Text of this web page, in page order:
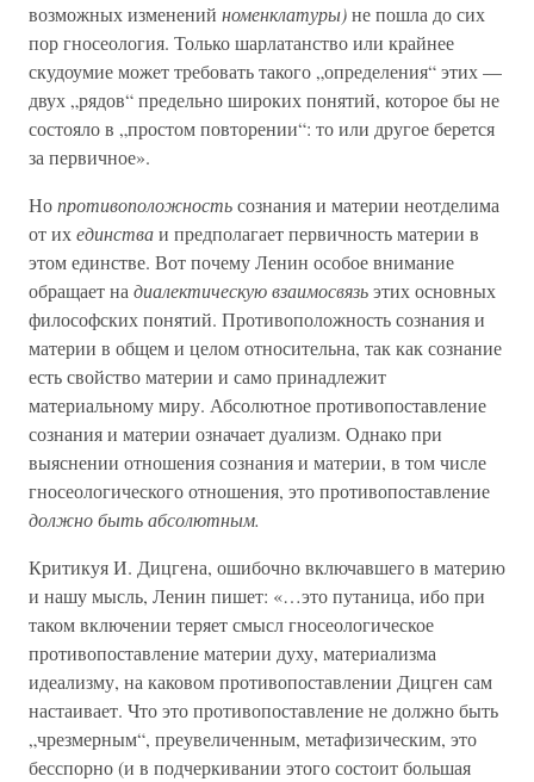
возможных изменений номенклатуры)не пошла до сих
пор гносеология. Только шарлатанство или крайнее
скудоумие может требовать такого „определения“ этих —
двух „рядов“ предельно широких понятий, которое бы не
состояло в „простом повторении“: то или другое берется
за первичное».
Нопротивоположностьсознания и материи неотделима
от ихединстваи предполагает первичность материи в
этом единстве. Вот почему Ленин особое внимание
обращает на диалектическую взаимосвязьэтих основных
философских понятий. Противоположность сознания и
материи в общем и целом относительна, так как сознание
есть свойство материи и само принадлежит
материальному миру. Абсолютное противопоставление
сознания и материи означает дуализм. Однако при
выяснении отношения сознания и материи, в том числе
гносеологического отношения, это противопоставление
должно быть абсолютным.
Критикуя И. Дицгена, ошибочно включавшего в материю
и нашу мысль, Ленин пишет: «…это путаница, ибо при
таком включении теряет смысл гносеологическое
противопоставление материи духу, материализма
идеализму, на каковом противопоставлении Дицген сам
настаивает. Что это противопоставление не должно быть
„чрезмерным“, преувеличенным, метафизическим, это
бесспорно (и в подчеркивании этого состоит большая